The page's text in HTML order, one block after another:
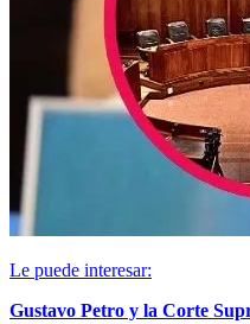
Le puede interesar:
Gustavo Petro y la Corte